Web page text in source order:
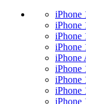
iPhone
iPhone
iPhone
iPhone
iPhone
iPhone
iPhone
iPhone
iPhone